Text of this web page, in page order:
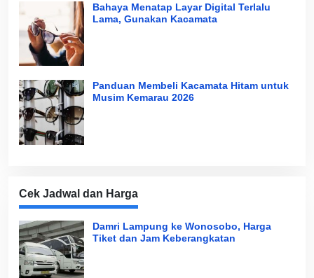
Bahaya Menatap Layar Digital Terlalu
Lama, Gunakan Kacamata
Panduan Membeli Kacamata Hitam untuk
Musim Kemarau 2026
Cek Jadwal dan Harga
Damri Lampung ke Wonosobo, Harga
Tiket dan Jam Keberangkatan